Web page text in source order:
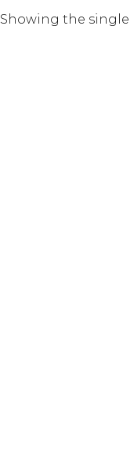
Showing the single